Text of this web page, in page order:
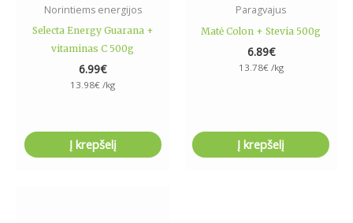
Norintiems energijos
Selecta Energy Guarana +
vitaminas C 500g
6.99€
13.98€ /kg
Į krepšelį
Paragvajus
Matė Colon + Stevia 500g
6.89€
13.78€/kg
Į krepšelį